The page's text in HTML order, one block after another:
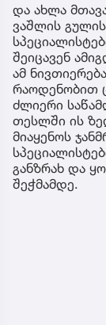
და ახლა
ვაშლის
შეიცავენ
ამ
რაოდენობით
ძლიერი
თესლში ის
მიაყენოს
განზრახ და
შეჭმამდე.